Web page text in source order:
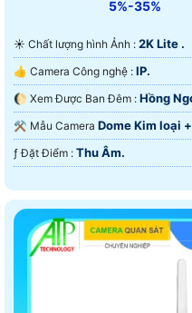
5%-35%
☀️ Chất lượng hình Ảnh : 2K Lite .
👍 Camera Công nghệ : IP.
🌔 Xem Được Ban Đêm : Hồng
⚒ Mẫu Camera Dome Kim loại
️ƒ Đặt Điểm : Thu Âm.